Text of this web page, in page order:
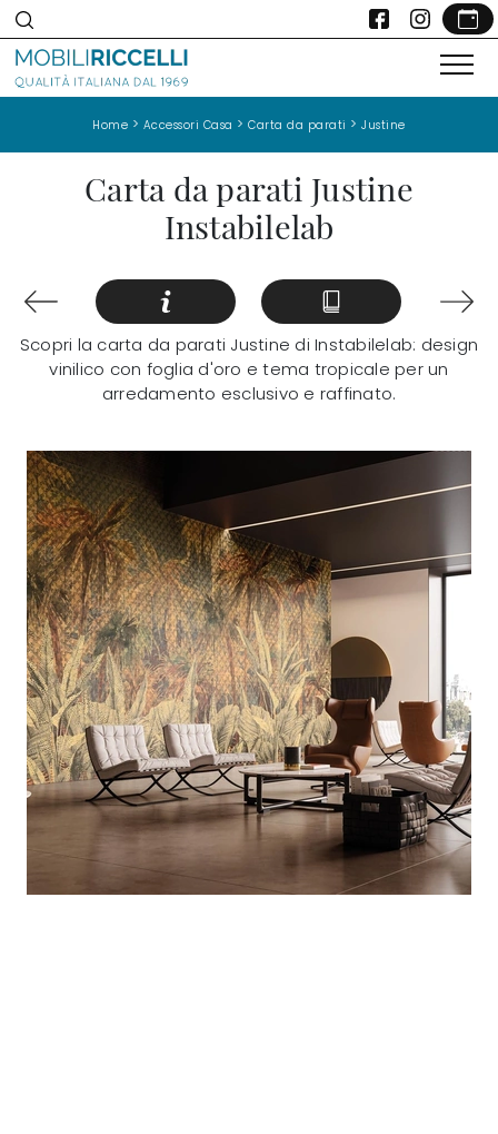
Home > Accessori Casa >Carta da parati >Justine
Carta da parati Justine
Instabilelab
Scopri la carta da parati Justine di Instabilelab: design
vinilico con foglia d'oro e tema tropicale per un
arredamento esclusivo e raffinato.